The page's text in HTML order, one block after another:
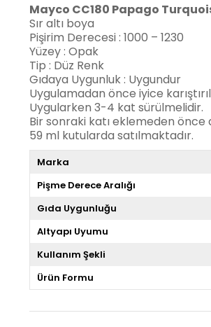
Mayco CC180 Papago
Sır altı boya
Pişirim Derecesi : 1000 – 1230
Yüzey : Opak
Tip : Düz Renk
Gıdaya Uygunluk : Uygundur
Uygulamadan önce iyice
Uygularken 3-4 kat sürülmelidir.
Bir sonraki katı eklemeden
59 ml kutularda satılmaktadır.
Marka
Pişme Derece Aralığı
Gıda Uygunluğu
Altyapı Uyumu
Kullanım Şekli
Ürün Formu